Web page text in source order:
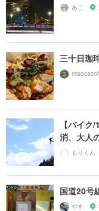
あこ
三十日珈
【バイ
消、大人
もりくん
国道20号
やす